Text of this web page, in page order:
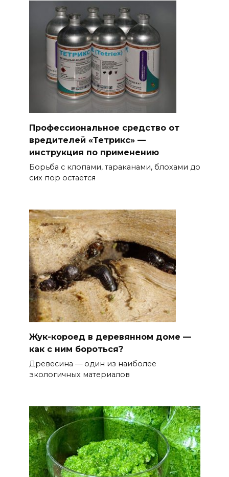
Профессиональное средство от
вредителей «Тетрикс» —
инструкция по применению
Борьба с клопами, тараканами, блохами до
сих пор остаётся
Жук-короед в деревянном доме —
как с ним бороться?
Древесина — один из наиболее
экологичных материалов